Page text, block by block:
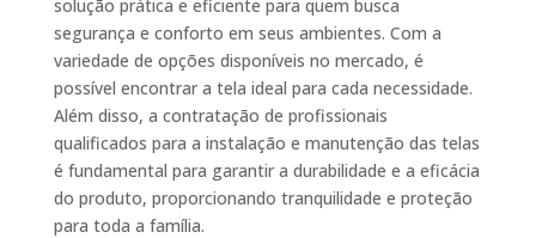
solução prática e eficiente para quem busca
segurança e conforto em seus ambientes. Com a
variedade de opções disponíveis no mercado, é
possível encontrar a tela ideal para cada necessidade.
Além disso, a contratação de profissionais
qualificados para a instalação e manutenção das telas
é fundamental para garantir a durabilidade e a eficácia
do produto, proporcionando tranquilidade e proteção
para toda a família.